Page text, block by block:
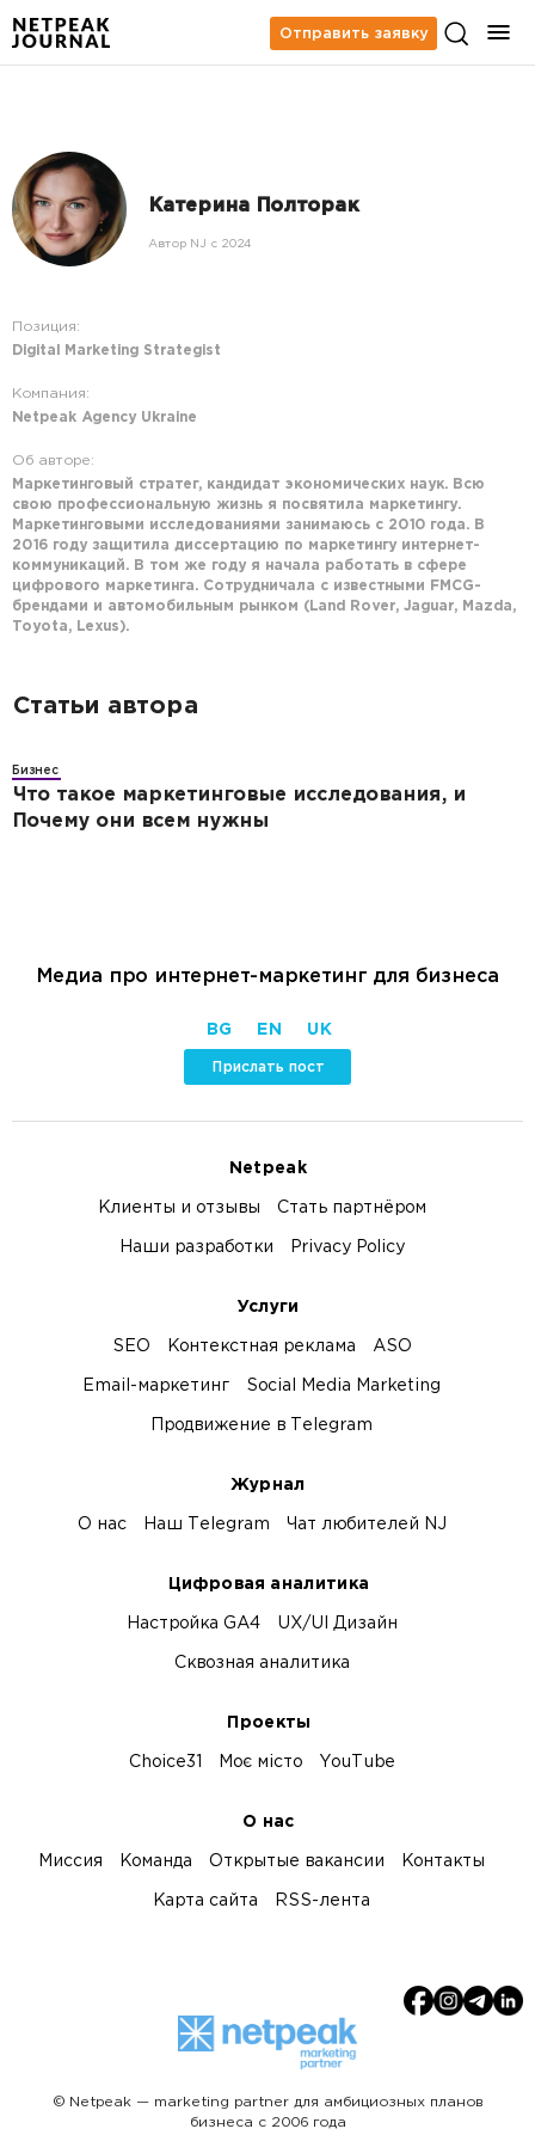
Отправить заявку
Катерина Полторак
Автор NJ c 2024
Позиция:
Digital Marketing Strategist
Компания:
Netpeak Agency Ukraine
Об авторе:
Маркетинговый стратег, кандидат экономических наук. Всю
свою профессиональную жизнь я посвятила маркетингу.
Маркетинговыми исследованиями занимаюсь с 2010 года. В
2016 году защитила диссертацию по маркетингу интернет-
коммуникаций. В том же году я начала работать в сфере
цифрового маркетинга. Сотрудничала с известными FMCG-
брендами и автомобильным рынком (Land Rover, Jaguar, Mazda,
Toyota, Lexus).
Статьи автора
Бизнес
Что такое маркетинговые исследования, и
Почему они всем нужны
Медиа про интернет-маркетинг для бизнеса
BG EN UK
Прислать пост
Netpeak
Клиенты и отзывы Стать партнёром
Наши разработки Privacy Policy
Услуги
SEO Контекстная реклама ASO
Email-маркетинг Social Media Marketing
Продвижение в Telegram
Журнал
О нас Наш Telegram Чат любителей NJ
Цифровая аналитика
Настройка GA4 UX/UI Дизайн
Сквозная аналитика
Проекты
Choice31 Моє місто YouTube
О нас
Миссия Команда Открытые вакансии Контакты
Карта сайта RSS-лента
© Netpeak — marketing partner для амбициозных планов
бизнеса с 2006 года